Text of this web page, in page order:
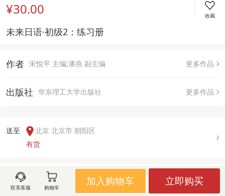
¥30.00 收藏
未来日语·初级2：练习册
作者 宋悦平 主编;潘燕 副主编 更多作品
出版社 华东理工大学出版社 更多作品
送至
北京 北京市 朝阳区
有货
用户评论(
联系客服 购物车
加入购物车 立即购买